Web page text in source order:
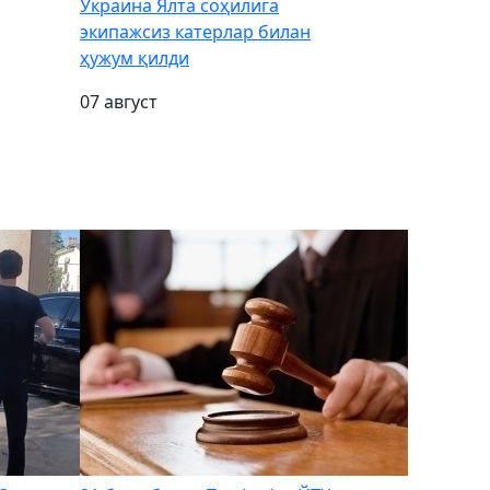
Украина Ялта соҳилига
экипажсиз катерлар билан
ҳужум қилди
07 август